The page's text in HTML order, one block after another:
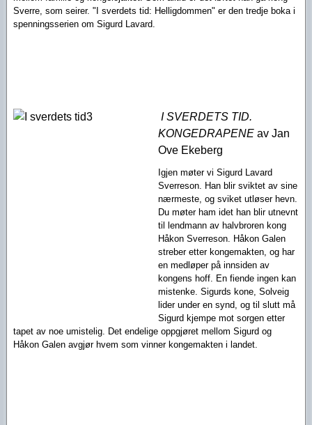
Sverre, som seirer. "I sverdets tid: Helligdommen" er den tredje boka i
spenningsserien om Sigurd Lavard.
I SVERDETS TID.
KONGEDRAPENE av Jan
Ove Ekeberg
Igjen møter vi Sigurd Lavard
Sverreson. Han blir sviktet av sine
nærmeste, og sviket utløser hevn.
Du møter ham idet han blir utnevnt
til lendmann av halvbroren kong
Håkon Sverreson. Håkon Galen
streber etter kongemakten, og har
en medløper på innsiden av
kongens hoff. En fiende ingen kan
mistenke. Sigurds kone, Solveig
lider under en synd, og til slutt må
Sigurd kjempe mot sorgen etter
tapet av noe umistelig. Det endelige oppgjøret mellom Sigurd og
Håkon Galen avgjør hvem som vinner kongemakten i landet.